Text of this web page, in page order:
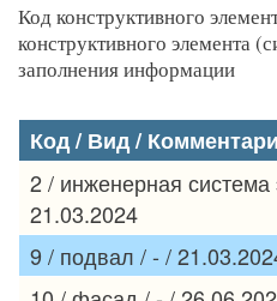
Код конструктивного
конструктивного элемента
заполнения информации
Код / Вид /
2 / инженерная
21.03.2024
9 / подвал / - /